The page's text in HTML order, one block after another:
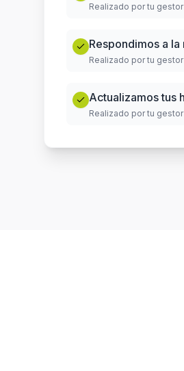
Realizado por tu gestor
Respondimos a la
Realizado por tu gestor
Actualizamos tus
Realizado por tu gestor